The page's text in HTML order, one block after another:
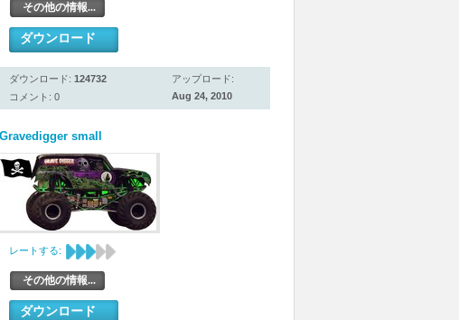
その他の情報...
ダウンロード
ダウンロード: 124732
コメント: 0
アップロード:
Aug 24, 2010
Gravedigger small
レートする:
その他の情報...
ダウンロード